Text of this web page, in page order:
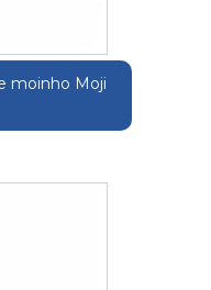
moinho Moji